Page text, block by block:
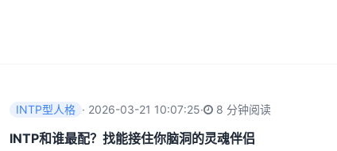
INTP型人格 · 2026-03-21 10:07:25· 8 分钟阅读
INTP和谁最配？找能接住你脑洞的灵魂伴侣